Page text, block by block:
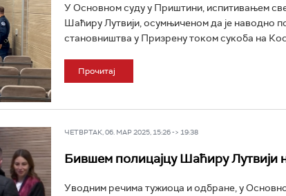
У Основном суду у Приштини, испитивањем
Шаћиру Лутвији, осумњиченом да је наводно
становништва у Призрену током сукоба на
Прочитај
ЧЕТВРТАК, 06. МАР 2025, 15:26 -> 19:38
Бившем полицајцу Шаћиру
Уводним речима тужиоца и одбране, у